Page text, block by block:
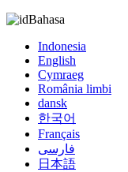
Bahasa
Indonesia
English
Cymraeg
România limbi
dansk
한국어
Français
فارسی
日本語